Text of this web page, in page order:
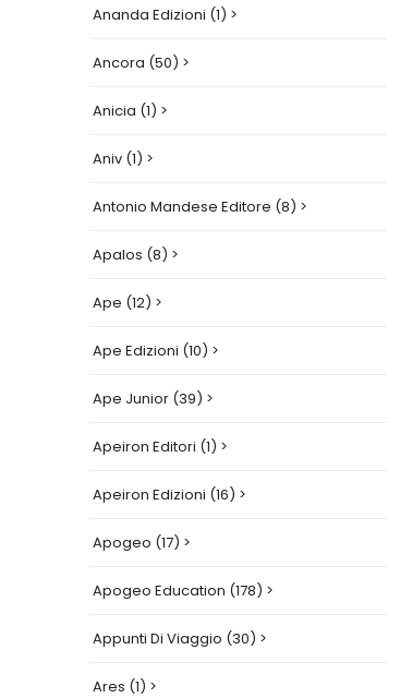
Ananda Edizioni (1) >
Ancora (50) >
Anicia (1) >
Aniv (1) >
Antonio Mandese Editore (8) >
Apalos (8) >
Ape (12) >
Ape Edizioni (10) >
Ape Junior (39) >
Apeiron Editori (1) >
Apeiron Edizioni (16) >
Apogeo (17) >
Apogeo Education (178) >
Appunti Di Viaggio (30) >
Ares (1) >